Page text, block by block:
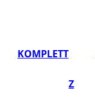
KOMPLETT
Z